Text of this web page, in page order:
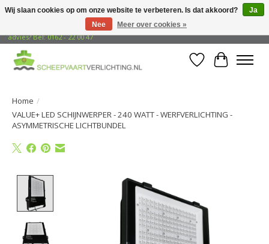
Gratis verzending naar adressen in Nederland! Opzoek naar vrijblijvend
advies? Bel: 0162 - 22 00 47
Verlanglijst
Home /
VALUE+ LED SCHIJNWERPER - 240 WATT - WERFVERLICHTING -
ASYMMETRISCHE LICHTBUNDEL
Product image slideshow Items
Wij slaan cookies op om onze website te verbeteren. Is dat akkoord?
Ja
Nee
Meer over cookies »